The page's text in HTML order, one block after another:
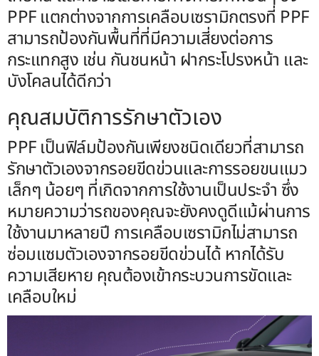
PPF แตกต่างจากการเคลือบเซรามิกตรงที่ PPF
สามารถป้องกันพื้นที่ที่มีความเสี่ยงต่อการ
กระแทกสูง เช่น กันชนหน้า ฝากระโปรงหน้า และ
บังโคลนได้ดีกว่า
คุณสมบัติการรักษาตัวเอง
PPF เป็นฟิล์มป้องกันเพียงชนิดเดียวที่สามารถ
รักษาตัวเองจากรอยขีดข่วนและการรอยขนแมว
เล็กๆ น้อยๆ ที่เกิดจากการใช้งานเป็นประจำ ซึ่ง
หมายความว่ารถของคุณจะยังคงดูดีแม้ผ่านการ
ใช้งานมาหลายปี การเคลือบเซรามิกไม่สามารถ
ซ่อมแซมตัวเองจากรอยขีดข่วนได้ หากได้รับ
ความเสียหาย คุณต้องเข้ากระบวนการขัดและ
เคลือบใหม่